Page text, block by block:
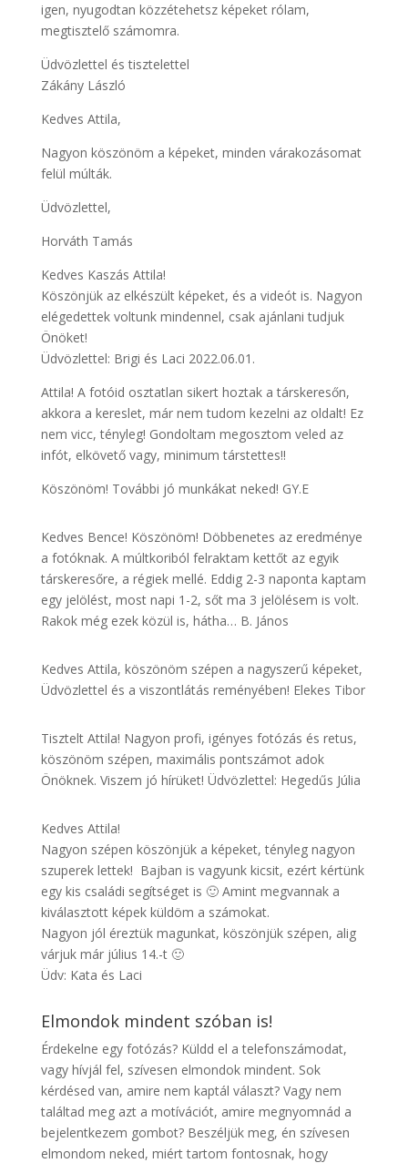
igen, nyugodtan közzétehetsz képeket rólam,
megtisztelő számomra.
Üdvözlettel és tisztelettel
Zákány László
Kedves Attila,
Nagyon köszönöm a képeket, minden várakozásomat
felül múlták.
Üdvözlettel,
Horváth Tamás
Kedves Kaszás Attila!
Köszönjük az elkészült képeket, és a videót is. Nagyon
elégedettek voltunk mindennel, csak ajánlani tudjuk
Önöket!
Üdvözlettel: Brigi és Laci 2022.06.01.
Attila! A fotóid osztatlan sikert hoztak a társkeresőn,
akkora a kereslet, már nem tudom kezelni az oldalt! Ez
nem vicc, tényleg! Gondoltam megosztom veled az
infót, elkövető vagy, minimum társtettes!!
Köszönöm! További jó munkákat neked! GY.E
Kedves Bence! Köszönöm! Döbbenetes az eredménye
a fotóknak. A múltkoriból felraktam kettőt az egyik
társkeresőre, a régiek mellé. Eddig 2-3 naponta kaptam
egy jelölést, most napi 1-2, sőt ma 3 jelölésem is volt.
Rakok még ezek közül is, hátha… B. János
Kedves Attila, köszönöm szépen a nagyszerű képeket,
Üdvözlettel és a viszontlátás reményében! Elekes Tibor
Tisztelt Attila! Nagyon profi, igényes fotózás és retus,
köszönöm szépen, maximális pontszámot adok
Önöknek. Viszem jó hírüket! Üdvözlettel: Hegedűs Júlia
Kedves Attila!
Nagyon szépen köszönjük a képeket, tényleg nagyon
szuperek lettek! Bajban is vagyunk kicsit, ezért kértünk
egy kis családi segítséget is 🙂 Amint megvannak a
kiválasztott képek küldöm a számokat.
Nagyon jól éreztük magunkat, köszönjük szépen, alig
várjuk már július 14.-t 🙂
Üdv: Kata és Laci
Elmondok mindent szóban is!
Érdekelne egy fotózás? Küldd el a telefonszámodat,
vagy hívjál fel, szívesen elmondok mindent. Sok
kérdésed van, amire nem kaptál választ? Vagy nem
találtad meg azt a motívációt, amire megnyomnád a
bejelentkezem gombot? Beszéljük meg, én szívesen
elmondom neked, miért tartom fontosnak, hogy